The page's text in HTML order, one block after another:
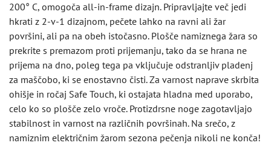
200° C, omogoča all-in-frame dizajn. Pripravljajte več jedi
hkrati z 2-v-1 dizajnom, pečete lahko na ravni ali žar
površini, ali pa na obeh istočasno. Plošče namiznega žara so
prekrite s premazom proti prijemanju, tako da se hrana ne
prijema na dno, poleg tega pa vključuje odstranljiv pladenj
za maščobo, ki se enostavno čisti. Za varnost naprave skrbita
ohišje in ročaj Safe Touch, ki ostajata hladna med uporabo,
celo ko so plošče zelo vroče. Protizdrsne noge zagotavljajo
stabilnost in varnost na različnih površinah. Na srečo, z
namiznim električnim žarom sezona pečenja nikoli ne konča!